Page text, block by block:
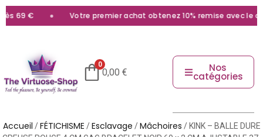
€ Votre premier achat obtenez 10% remise avec le code
0
0,00 € Nos
catégories
Accueil /FÉTICHISME /Esclavage /Mâchoires / KINK – BALLE DURE